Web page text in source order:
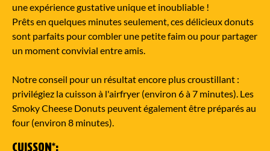
une expérience gustative unique et inoubliable !
Prêts en quelques minutes seulement, ces délicieux donuts
sont parfaits pour combler une petite faim ou pour partager
un moment convivial entre amis.
Notre conseil pour un résultat encore plus croustillant :
privilégiez la cuisson à l'airfryer (environ 6 à 7 minutes). Les
Smoky Cheese Donuts peuvent également être préparés au
four (environ 8 minutes).
CUISSON *: